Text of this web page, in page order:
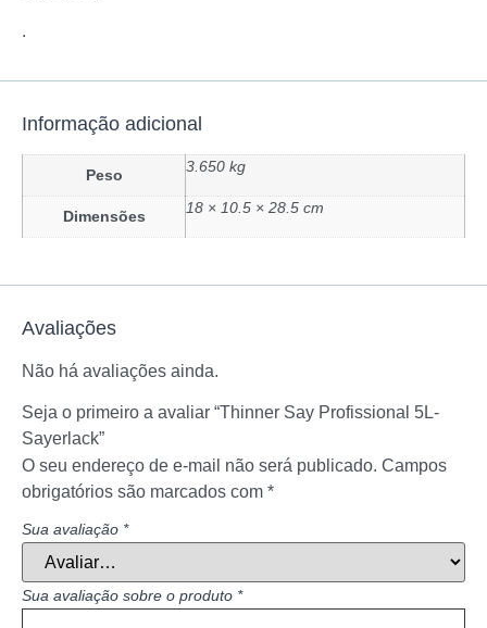
.
Informação adicional
Peso 3.650 kg
Dimensões 18 × 10.5 × 28.5 cm
Avaliações
Não há avaliações ainda.
Seja o primeiro a avaliar “Thinner Say Profissional 5L-
Sayerlack”
O seu endereço de e-mail não será publicado. Campos
obrigatórios são marcados com *
Sua avaliação *
Sua avaliação sobre o produto *